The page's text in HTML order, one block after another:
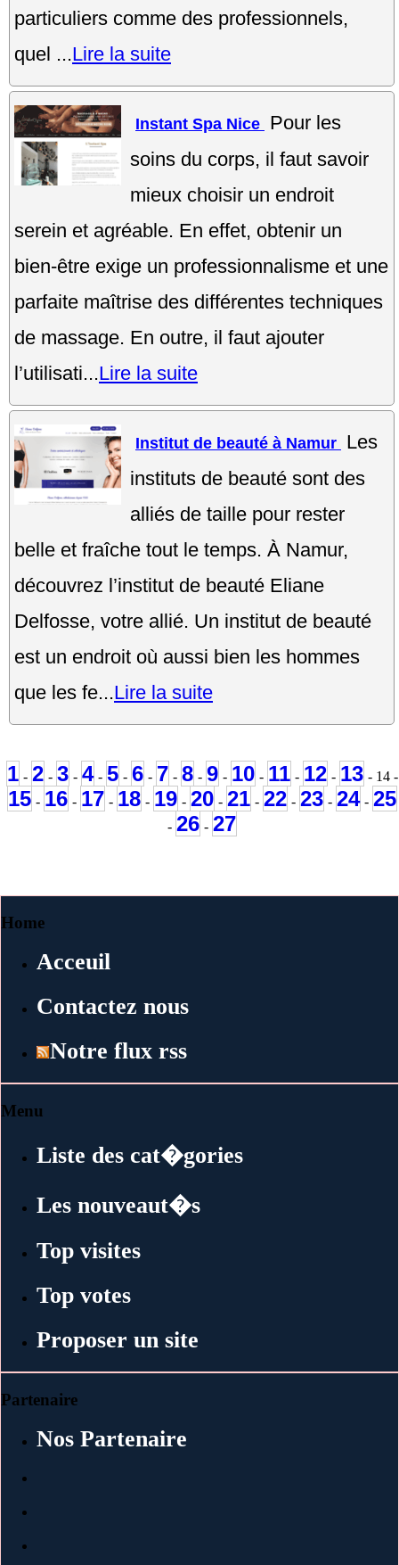
particuliers comme des professionnels,
quel ...Lire la suite
Instant Spa Nice Pour les
soins du corps, il faut savoir
mieux choisir un endroit
serein et agréable. En effet, obtenir un
bien-être exige un professionnalisme et une
parfaite maîtrise des différentes techniques
de massage. En outre, il faut ajouter
l’utilisati...Lire la suite
Institut de beauté à Namur Les
instituts de beauté sont des
alliés de taille pour rester
belle et fraîche tout le temps. À Namur,
découvrez l’institut de beauté Eliane
Delfosse, votre allié. Un institut de beauté
est un endroit où aussi bien les hommes
que les fe...Lire la suite
1 - 2 - 3 - 4- 5 - 6 - 7 - 8 - 9 - 10 - 11 - 12 - 13 - 14 -
15 - 16 - 17 - 18 - 19 - 20 - 21 - 22 - 23 - 24- 25
- 26 - 27
Home
Acceuil
Contactez nous
Notre flux rss
Menu
Liste des cat�gories
Les nouveaut�s
Top visites
Top votes
Proposer un site
Partenaire
Nos Partenaire